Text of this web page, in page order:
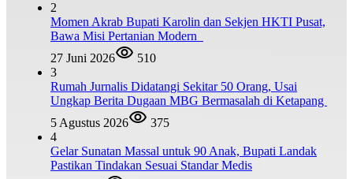
2
Momen Akrab Bupati Karolin dan Sekjen HKTI Pusat,
Bawa Misi Pertanian Modern
27 Juni 2026
510
3
Rumah Jurnalis Didatangi Sekitar 50 Orang, Usai
Ungkap Berita Dugaan MBG Bermasalah di Ketapang
5 Agustus 2026
375
4
Gelar Sunatan Massal untuk 90 Anak, Bupati Landak
Pastikan Tindakan Sesuai Standar Medis